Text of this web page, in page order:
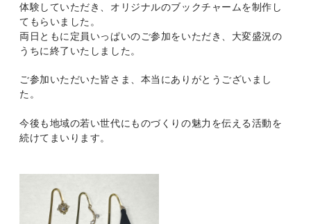
体験していただき、オリジナルのブックチャームを制作し
てもらいました。
両日ともに定員いっぱいのご参加をいただき、大変盛況の
うちに終了いたしました。
ご参加いただいた皆さま、本当にありがとうございまし
た。
今後も地域の若い世代にものづくりの魅力を伝える活動を
続けてまいります。